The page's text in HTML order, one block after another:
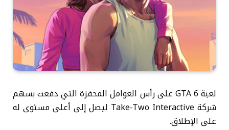
لعبة GTA 6 على رأس العوامل المحفزة التي دفعت بسهم
شركة Take-Two Interactive ليصل إلى أعلى مستوى له
على الإطلاق.